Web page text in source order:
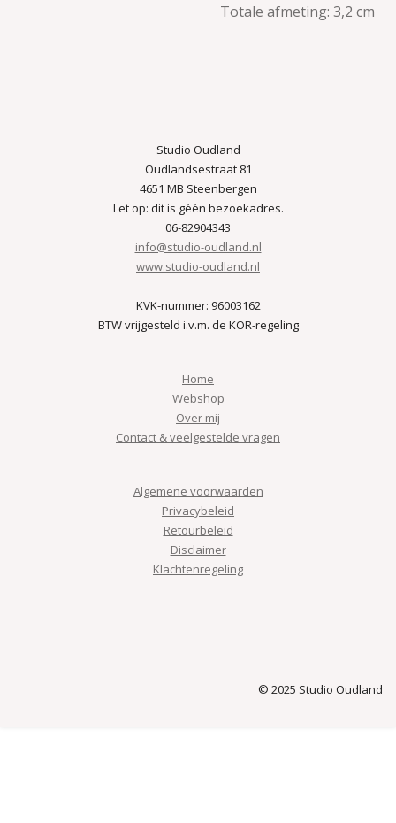
Totale afmeting: 3,2 cm
Studio Oudland
Oudlandsestraat 81
4651 MB Steenbergen
Let op: dit is géén bezoekadres.
06-82904343
info@studio-oudland.nl
www.studio-oudland.nl
KVK-nummer: 96003162
BTW vrijgesteld i.v.m. de KOR-regeling
Home
Webshop
Over mij
Contact & veelgestelde vragen
Algemene voorwaarden
Privacybeleid
Retourbeleid
Disclaimer
Klachtenregeling
© 2025 Studio Oudland